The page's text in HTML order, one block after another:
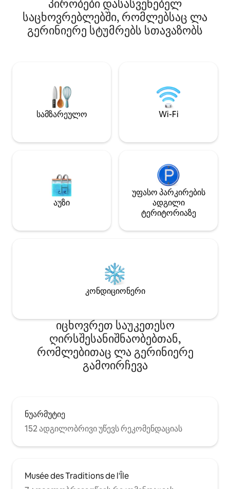
სავალზე, რათა კუნძული
დაათვალიეროთ...
ნაკლებ
350 მეტრშია,
200 მეტრში. ის
ველოსიპედის
პირობები დასასვენებელ
საცხოვრებლებში, რომლებსაც ლა
გერინიერე სტუმრებს სთავაზობს
სამზარეულო Wi-Fi
აუზი
უფასო პარკირების
ადგილი
ტერიტორიაზე
კონდიციონერი
იცხოვრეთ საუკეთესო
ღირსშესანიშნაობებთან,
რომლებითაც ლა გერინიერე
გამოირჩევა
ნუარმუტიე
152 ადგილობრივი უწევს რეკომენდაციას
Musée des Traditions de l'Île